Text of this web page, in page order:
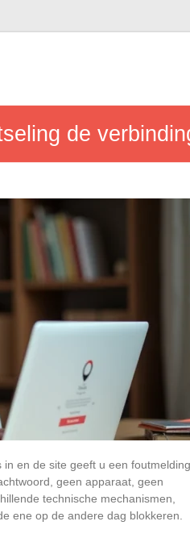
de
en de site geeft u een foutmelding
geen apparaat, geen
technische mechanismen,
ene op de andere dag blokkeren.